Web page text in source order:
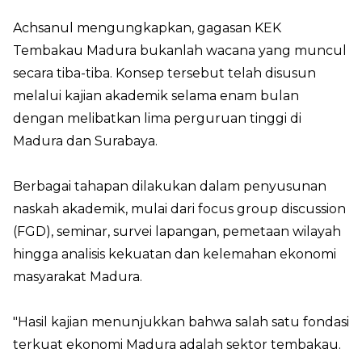
Achsanul mengungkapkan, gagasan KEK
Tembakau Madura bukanlah wacana yang muncul
secara tiba-tiba. Konsep tersebut telah disusun
melalui kajian akademik selama enam bulan
dengan melibatkan lima perguruan tinggi di
Madura dan Surabaya.
Berbagai tahapan dilakukan dalam penyusunan
naskah akademik, mulai dari focus group discussion
(FGD), seminar, survei lapangan, pemetaan wilayah
hingga analisis kekuatan dan kelemahan ekonomi
masyarakat Madura.
"Hasil kajian menunjukkan bahwa salah satu fondasi
terkuat ekonomi Madura adalah sektor tembakau.